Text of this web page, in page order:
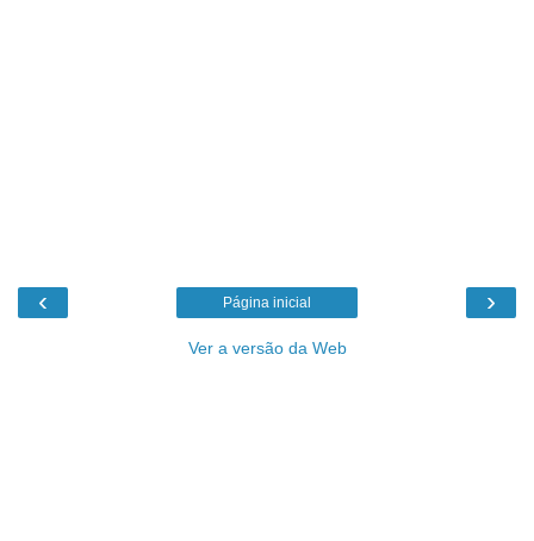
‹ ›
Página inicial
Ver a versão da Web